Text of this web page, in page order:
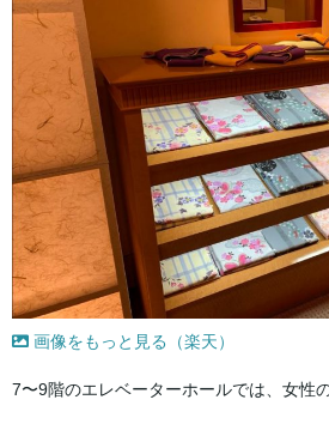
画像をもっと見る（楽天）
7〜9階のエレベーターホールでは、女性